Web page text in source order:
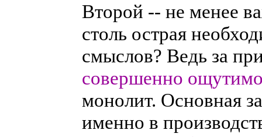
Второй -- не менее
столь острая
смыслов? Ведь за
совершенно
монолит. Основная
именно в